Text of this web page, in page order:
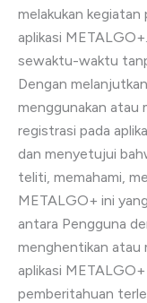
melakukan
aplikasi
sewaktu-waktu
Dengan
menggunakan atau
registrasi pada
dan menyetujui
teliti, memahami,
METALGO+ ini
antara Pengguna
menghentikan atau
aplikasi
pemberitahuan